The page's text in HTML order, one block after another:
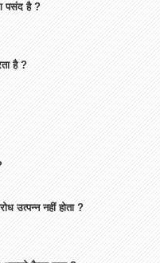
पसंद है ?
है ?
उत्पन्न नहीं होता ?